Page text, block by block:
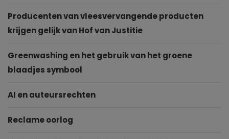
Producenten van vleesvervangende producten
krijgen gelijk van Hof van Justitie
Greenwashing en het gebruik van het groene
blaadjes symbool
AI en auteursrechten
Reclame oorlog